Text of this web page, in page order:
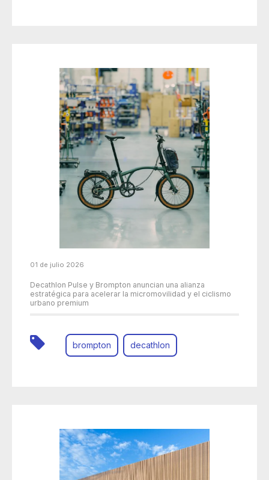
01 de julio 2026
Decathlon Pulse y Brompton anuncian una alianza
estratégica para acelerar la micromovilidad y el ciclismo
urbano premium
brompton decathlon